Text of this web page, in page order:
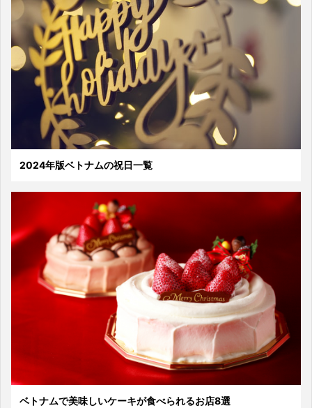
2024年版ベトナムの祝日一覧
ベトナムで美味しいケーキが食べられるお店8選